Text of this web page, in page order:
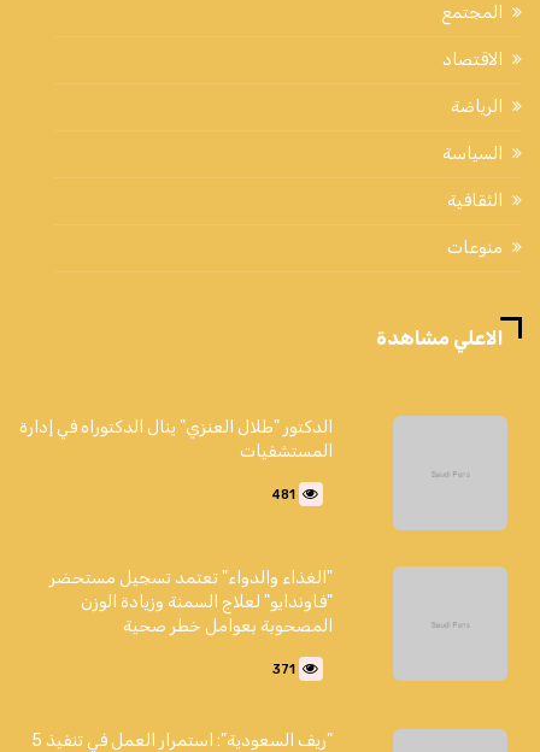
المجتمع
الاقتصاد
الرياضة
السياسة
الثقافية
منوعات
الاعلي مشاهدة
الدكتور "طلال العنزي" ينال الدكتوراه في إدارة
المستشفيات
481
"الغذاء والدواء" تعتمد تسجيل مستحضر
"فاوندايو" لعلاج السمنة وزيادة الوزن
المصحوبة بعوامل خطر صحية
371
"ريف السعودية": استمرار العمل في تنفيذ 5